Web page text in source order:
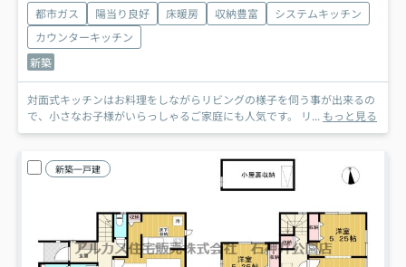
都市ガス 陽当り良好 床暖房 収納豊富
システムキッチン
カウンターキッチン
新築
対面式キッチンはお料理をしながらリビングの様子を伺う事が出来るの
で、小さなお子様がいらっしゃるご家庭にも人気です。 リ... もっと見る
新築一戸建